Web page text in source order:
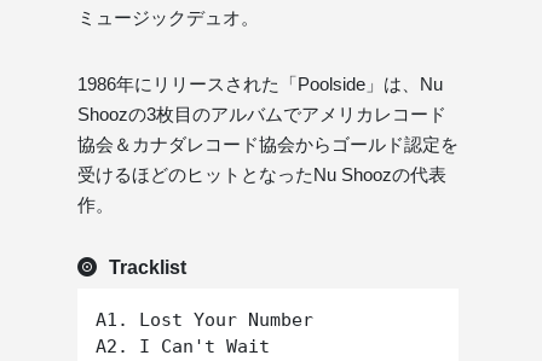
ミュージックデュオ。
1986年にリリースされた「Poolside」は、Nu
Shoozの3枚目のアルバムでアメリカレコード
協会＆カナダレコード協会からゴールド認定を
受けるほどのヒットとなったNu Shoozの代表
作。
Tracklist
A1. Lost Your Number
A2. I Can't Wait